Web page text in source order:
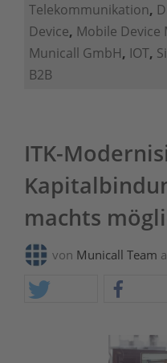
Telekommunikation,
Device, Mobile Device
Municall GmbH, IOT,
B2B
ITK-
machts
von Municall Team